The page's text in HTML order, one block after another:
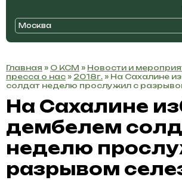
Москва
Главная » О КСМ » Новости и
пресса о нас » 2018г. » На Сахалине
солдат неделю прослужил с
На Сахалине
дембелем
неделю
разрывом